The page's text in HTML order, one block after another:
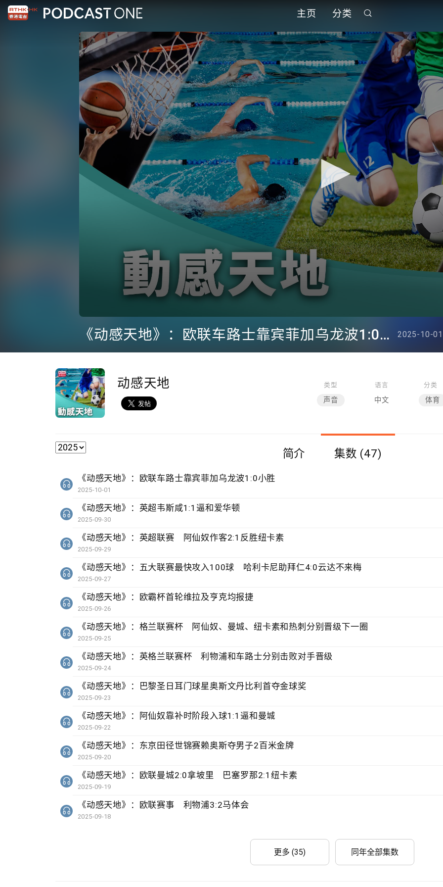
主页 分类
seconds
minutes,
seconds
90%
《动感天地》：欧联车路士靠宾菲加乌龙波1:0小胜 2025-10-01
动感天地 类型
声音
语言
中文
分类
体育
简介 集数 (47)
《动感天地》：欧联车路士靠宾菲加乌龙波1:0小胜
2025-10-01
《动感天地》：英超韦斯咸1:1逼和爱华顿
2025-09-30
《动感天地》：英超联赛 阿仙奴作客2:1反胜纽卡素
2025-09-29
《动感天地》：五大联赛最快攻入100球 哈利卡尼助拜仁4:0云达不来梅
2025-09-27
《动感天地》：欧霸杯首轮维拉及亨克均报捷
2025-09-26
《动感天地》：格兰联赛杯 阿仙奴、曼城、纽卡素和热刺分别晋级下一圈
2025-09-25
《动感天地》：英格兰联赛杯 利物浦和车路士分别击败对手晋级
2025-09-24
《动感天地》：巴黎圣日耳门球星奥斯文丹比利首夺金球奖
2025-09-23
《动感天地》：阿仙奴靠补时阶段入球1:1逼和曼城
2025-09-22
《动感天地》：东京田径世锦赛赖奥斯夺男子2百米金牌
2025-09-20
《动感天地》：欧联曼城2:0拿坡里 巴塞罗那2:1纽卡素
2025-09-19
《动感天地》：欧联赛事 利物浦3:2马体会
2025-09-18
更多 (35) 同年全部集数